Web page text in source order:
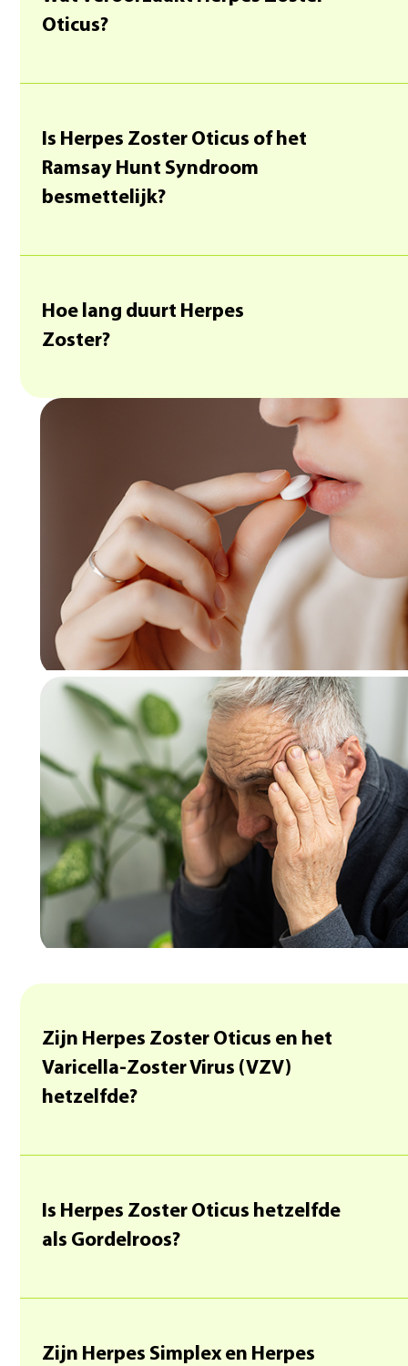
Oticus?
Is Herpes Zoster Oticus of het
Ramsay Hunt Syndroom
besmettelijk?
Hoe lang duurt Herpes
Zoster?
Zijn Herpes Zoster Oticus en het
Varicella-Zoster Virus (VZV)
hetzelfde?
Is Herpes Zoster Oticus hetzelfde
als Gordelroos?
Zijn Herpes Simplex en Herpes